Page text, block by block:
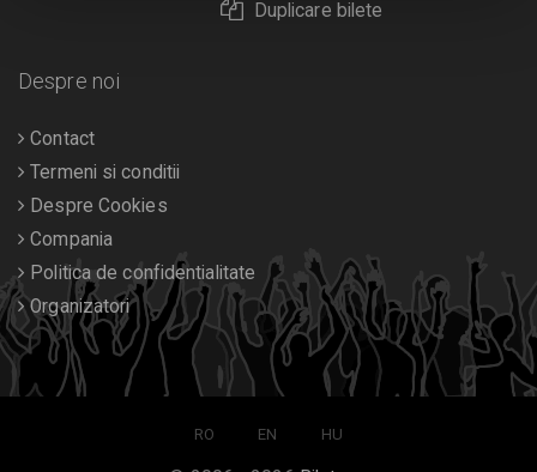
Duplicare bilete
Despre noi
Contact
Termeni si conditii
Despre Cookies
Compania
Politica de confidentialitate
Organizatori
RO EN HU